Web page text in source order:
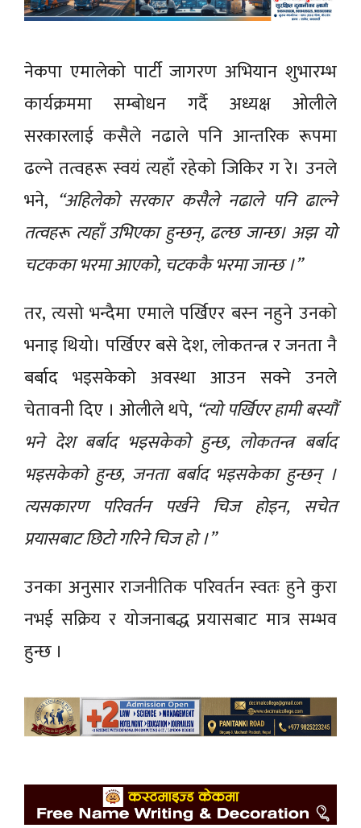
नेकपा एमालेको पार्टी जागरण अभियान शुभारम्भ
कार्यक्रममा सम्बोधन गर्दै अध्यक्ष ओलीले
सरकारलाई कसैले नढाले पनि आन्तरिक रूपमा
ढल्ने तत्वहरू स्वयं त्यहाँ रहेको जिकिर ग रे। उनले
भने, “अहिलेको सरकार कसैले नढाले पनि ढाल्ने
तत्वहरू त्यहाँ उभिएका हुन्छन्, ढल्छ जान्छ। अझ यो
चटकका भरमा आएको, चटककै भरमा जान्छ ।”
तर, त्यसो भन्दैमा एमाले पर्खिएर बस्न नहुने उनको
भनाइ थियो। पर्खिएर बसे देश, लोकतन्त्र र जनता नै
बर्बाद भइसकेको अवस्था आउन सक्ने उनले
चेतावनी दिए । ओलीले थपे, “त्यो पर्खिएर हामी बस्यौं
भने देश बर्बाद भइसकेको हुन्छ, लोकतन्त्र बर्बाद
भइसकेको हुन्छ, जनता बर्बाद भइसकेका हुन्छन् ।
त्यसकारण परिवर्तन पर्खने चिज होइन, सचेत
प्रयासबाट छिटो गरिने चिज हो ।”
उनका अनुसार राजनीतिक परिवर्तन स्वतः हुने कुरा
नभई सक्रिय र योजनाबद्ध प्रयासबाट मात्र सम्भव
हुन्छ ।